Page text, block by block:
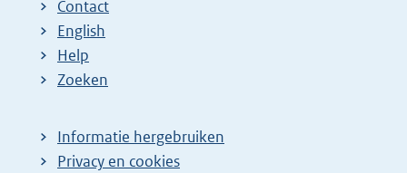
Contact
English
Help
Zoeken
Informatie hergebruiken
Privacy en cookies